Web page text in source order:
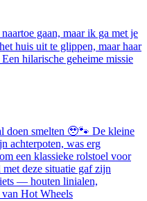
gaan, maar ik ga met je
huis uit te glippen, maar haar
hilarische geheime missie
doen smelten 🥹🐾 De kleine
achterpoten, was erg
een klassieke rolstoel voor
deze situatie gaf zijn
— houten linialen,
Hot Wheels